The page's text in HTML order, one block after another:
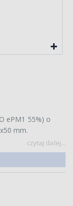
ePM1 55%) o
mm.
czytaj dalej...